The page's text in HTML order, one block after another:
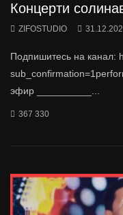
Концерти
ZIFOSTUDIO
Подпишитесь на канал:
эфир __________...
367 330